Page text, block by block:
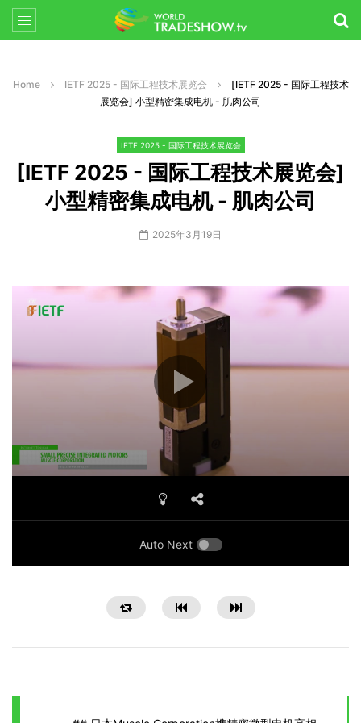
Home IETF 2025 - 国际工程技术展览会
[IETF 2025 - 国际工程技术
展览会] 小型精密集成电机 - 肌肉公司
IETF 2025 - 国际工程技术展览会
[IETF 2025 - 国际工程技术展览会]
小型精密集成电机 - 肌肉公司
2025年3月19日
Auto Next